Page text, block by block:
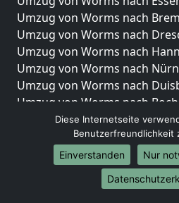
Umzug von Worms nach
Umzug von Worms nach
Umzug von Worms nach
Umzug von Worms nach
Umzug von Worms nach
Umzug von Worms nach
Umzug von Worms nach
Umzug von Worms nach
Umzug von Worms nach Bonn
Umzug von Worms nach
Diese Internetseite
Benutzerfreundlichkeit
Einverstanden
Nur